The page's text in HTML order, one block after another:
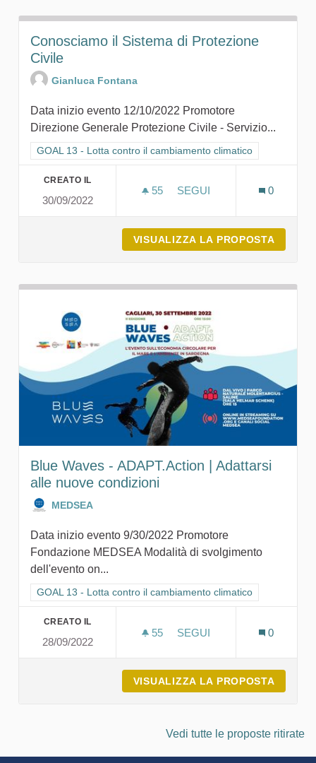
Conosciamo il Sistema di Protezione
Civile
Gianluca Fontana
Data inizio evento 12/10/2022 Promotore
Direzione Generale Protezione Civile - Servizio...
Filtra i risultati per categoria: GOAL 13 - Lotta contro il
GOAL 13 - Lotta contro il cambiamento climatico
CREATO IL
30/09/2022
55 55 SOSTENITORI
SEGUI
0
VISUALIZZA LA PROPOSTA
Blue Waves - ADAPT.Action | Adattarsi
alle nuove condizioni
MEDSEA
Data inizio evento 9/30/2022 Promotore
Fondazione MEDSEA Modalità di svolgimento
dell'evento on...
Filtra i risultati per categoria: GOAL 13 - Lotta contro il
GOAL 13 - Lotta contro il cambiamento climatico
CREATO IL
28/09/2022
55 55 SOSTENITORI
SEGUI
0
VISUALIZZA LA PROPOSTA
Vedi tutte le proposte ritirate